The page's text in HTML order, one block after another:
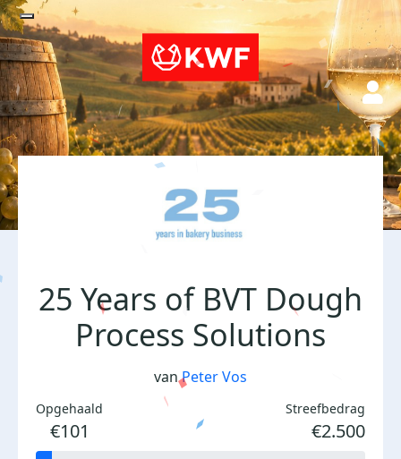
25 Years of BVT Dough
Process Solutions
vanPeter Vos
Opgehaald
€101
Streefbedrag
€2.500